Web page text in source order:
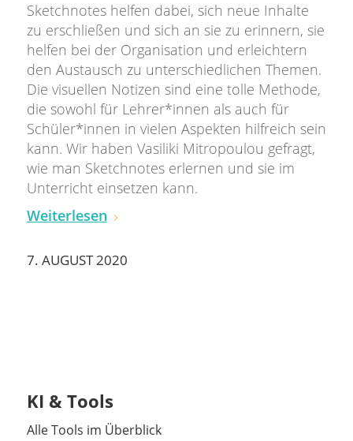
Sketchnotes helfen dabei, sich neue Inhalte
zu erschließen und sich an sie zu erinnern, sie
helfen bei der Organisation und erleichtern
den Austausch zu unterschiedlichen Themen.
Die visuellen Notizen sind eine tolle Methode,
die sowohl für Lehrer*innen als auch für
Schüler*innen in vielen Aspekten hilfreich sein
kann. Wir haben Vasiliki Mitropoulou gefragt,
wie man Sketchnotes erlernen und sie im
Unterricht einsetzen kann.
Weiterlesen
7. AUGUST 2020
KI & Tools
Alle Tools im Überblick